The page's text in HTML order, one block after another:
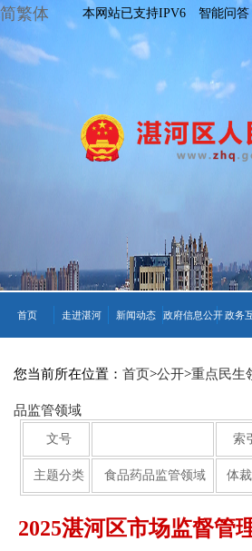
简繁体 本网站已支持IPV6 智能问答
首页 走进湛河 新闻动态 政府信息公开政务
您当前所在位置： 首页>公开>重点民生
品监管领域
文号 索
主题分类 食品药品监管领域 体
2025湛河区市场监督管